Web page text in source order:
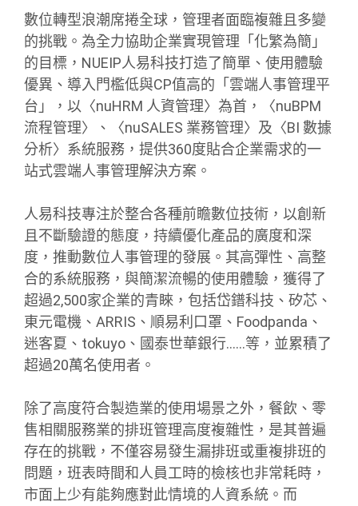
數位轉型浪潮席捲全球，管理者面臨複雜且多變
的挑戰。為全力協助企業實現管理「化繁為簡」
的目標，NUEIP人易科技打造了簡單、使用體驗
優異、導入門檻低與CP值高的「雲端人事管理平
台」，以〈nuHRM 人資管理〉為首，〈nuBPM
流程管理〉、〈nuSALES 業務管理〉及〈BI 數據
分析〉系統服務，提供360度貼合企業需求的一
站式雲端人事管理解決方案。
人易科技專注於整合各種前瞻數位技術，以創新
且不斷驗證的態度，持續優化產品的廣度和深
度，推動數位人事管理的發展。其高彈性、高整
合的系統服務，與簡潔流暢的使用體驗，獲得了
超過2,500家企業的青睞，包括岱鐠科技、矽芯、
東元電機、ARRIS、順易利口罩、Foodpanda、
迷客夏、tokuyo、國泰世華銀行……等，並累積了
超過20萬名使用者。
除了高度符合製造業的使用場景之外，餐飲、零
售相關服務業的排班管理高度複雜性，是其普遍
存在的挑戰，不僅容易發生漏排班或重複排班的
問題，班表時間和人員工時的檢核也非常耗時，
市面上少有能夠應對此情境的人資系統。而